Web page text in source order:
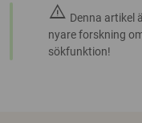
warning Denna artikel
nyare forskning
sökfunktion!